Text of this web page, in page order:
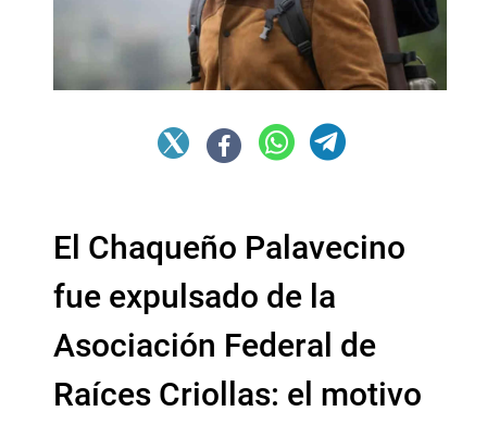
El Chaqueño Palavecino
fue expulsado de la
Asociación Federal de
Raíces Criollas: el motivo